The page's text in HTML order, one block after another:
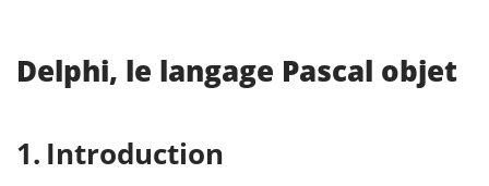
Delphi, le langage Pascal objet
Introduction